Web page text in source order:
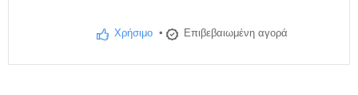
Χρήσιμο • Επιβεβαιωμένη αγορά